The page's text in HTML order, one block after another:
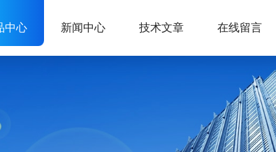
中心 新闻中心 技术文章 在线留言